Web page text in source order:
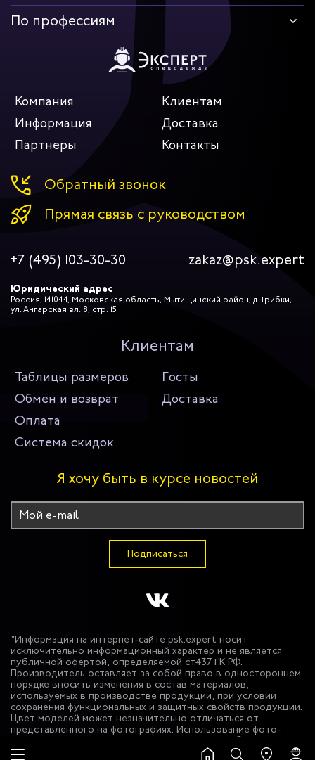
По профессиям
Компания
Клиентам
Информация
Доставка
Партнеры
Контакты
Обратный звонок
Прямая связь с руководством
+7 (495) 103-30-30 zakaz@psk.expert
Юридический адрес
Россия, 141044, Московская область, Мытищинский район, д. Грибки,
ул. Ангарская вл. 8, стр. 15
Клиентам
Таблицы размеров
Госты
Обмен и возврат
Доставка
Оплата
Система скидок
Я хочу быть в курсе новостей
Подписаться
"Информация на интернет-сайте psk.expert носит
исключительно информационный характер и не является
публичной офертой, определяемой ст.437 ГК РФ.
Производитель оставляет за собой право в одностороннем
порядке вносить изменения в состав материалов,
используемых в производстве продукции, при условии
сохранения функциональных и защитных свойств продукции.
Цвет моделей может незначительно отличаться от
представленного на фотографиях. Использование фото-
материалов сайта без разрешения запрещено. © 2026 ООО
"Эксперт Спецодежда""